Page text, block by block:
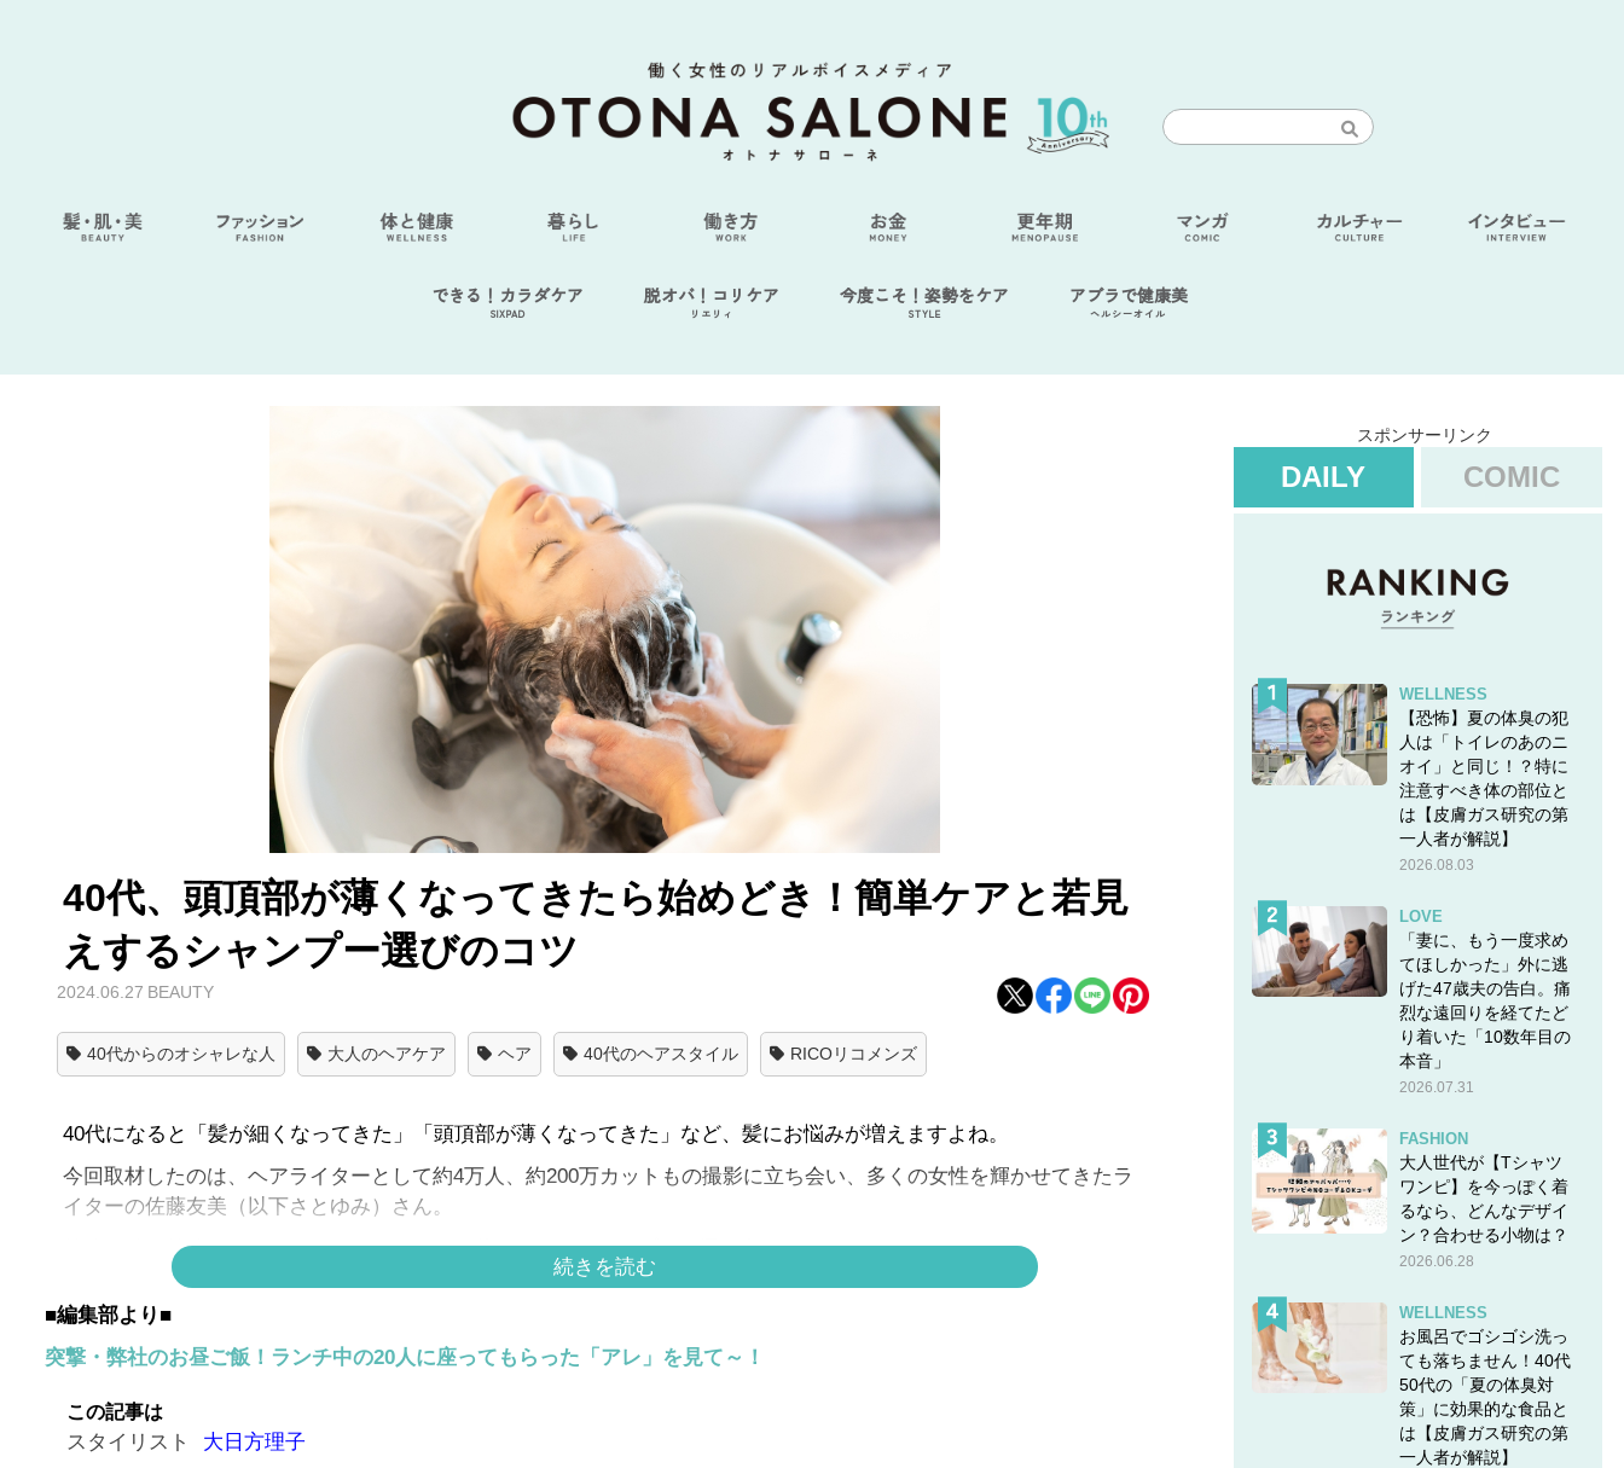
できる！カラダケア
SIXPAD
脱オバ！コリケア
リエリィ
今度こそ！姿勢をケア
STYLE
アブラで健康美
ヘルシーオイル
40代、頭頂部が薄くなってきたら始めどき！簡単ケアと若見
えするシャンプー選びのコツ
2024.06.27 BEAUTY
40代からのオシャレな人 大人のヘアケア ヘア 40代のヘアスタイル RICOリコメンズ
40代になると「髪が細くなってきた」「頭頂部が薄くなってきた」など、髪にお悩みが増えますよね。
今回取材したのは、ヘアライターとして約4万人、約200万カットもの撮影に立ち会い、多くの女性を輝かせてきたラ
イターの佐藤友美（以下さとゆみ）さん。
前編に続く後編では、おすすめのヘアケアや若見えするシャンプーの選び方を伺いました。
意外なオーダーの極意とは？
続きを読む
■編集部より■
突撃・弊社のお昼ご飯！ランチ中の20人に座ってもらった「アレ」を見て～！
この記事は
スタイリスト 大日方理子
スポンサーリンク
DAILY COMIC
WELLNESS
【恐怖】夏の体臭の犯
人は「トイレのあのニ
オイ」と同じ！？特に
注意すべき体の部位と
は【皮膚ガス研究の第
一人者が解説】
2026.08.03
LOVE
「妻に、もう一度求め
てほしかった」外に逃
げた47歳夫の告白。痛
烈な遠回りを経てたど
り着いた「10数年目の
本音」
2026.07.31
FASHION
大人世代が【Tシャツ
ワンピ】を今っぽく着
るなら、どんなデザイ
ン？合わせる小物は？
2026.06.28
WELLNESS
お風呂でゴシゴシ洗っ
ても落ちません！40代
50代の「夏の体臭対
策」に効果的な食品と
は【皮膚ガス研究の第
一人者が解説】